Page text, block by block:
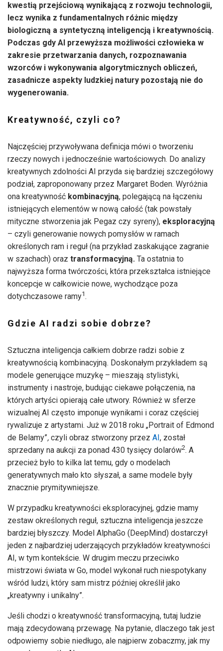
kwestią przejściową wynikającą z rozwoju technologii,
lecz wynika z fundamentalnych różnic między
biologiczną a syntetyczną inteligencją i kreatywnością.
Podczas gdy AI przewyższa możliwości człowieka w
zakresie przetwarzania danych, rozpoznawania
wzorców i wykonywania algorytmicznych obliczeń,
zasadnicze aspekty ludzkiej natury pozostają nie do
wygenerowania.
Kreatywność, czyli co?
Najczęściej przywoływana definicja mówi o tworzeniu
rzeczy nowych i jednocześnie wartościowych. Do analizy
kreatywnych zdolności AI przyda się bardziej szczegółowy
podział, zaproponowany przez Margaret Boden. Wyróżnia
ona kreatywność kombinacyjną, polegającą na łączeniu
istniejących elementów w nową całość (tak powstały
mityczne stworzenia jak Pegaz czy syreny), eksploracyjną
– czyli generowanie nowych pomysłów w ramach
określonych ram i reguł (na przykład zaskakujące zagranie
w szachach) oraz transformacyjną. Ta ostatnia to
najwyższa forma twórczości, która przekształca istniejące
koncepcje w całkowicie nowe, wychodzące poza
dotychczasowe ramy1.
Gdzie AI radzi sobie dobrze?
Sztuczna inteligencja całkiem dobrze radzi sobie z
kreatywnością kombinacyjną. Doskonałym przykładem są
modele generujące muzykę – mieszają stylistyki,
instrumenty i nastroje, budując ciekawe połączenia, na
których artyści opierają całe utwory. Również w sferze
wizualnej AI często imponuje wynikami i coraz częściej
rywalizuje z artystami. Już w 2018 roku „Portrait of Edmond
de Belamy”, czyli obraz stworzony przez AI , został
sprzedany na aukcji za ponad 430 tysięcy dolarów2. A
przecież było to kilka lat temu, gdy o modelach
generatywnych mało kto słyszał, a same modele były
znacznie prymitywniejsze.
W przypadku kreatywności eksploracyjnej, gdzie mamy
zestaw określonych reguł, sztuczna inteligencja jeszcze
bardziej błyszczy. Model AlphaGo (DeepMind) dostarczył
jeden z najbardziej uderzających przykładów kreatywności
AI, w tym kontekście. W drugim meczu przeciwko
mistrzowi świata w Go, model wykonał ruch niespotykany
wśród ludzi, który sam mistrz później określił jako
„kreatywny i unikalny”.
Jeśli chodzi o kreatywność transformacyjną, tutaj ludzie
mają zdecydowaną przewagę. Na pytanie, dlaczego tak jest
odpowiemy sobie niedługo, ale najpierw zobaczmy, jak my